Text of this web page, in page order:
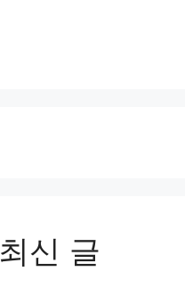
최신 글